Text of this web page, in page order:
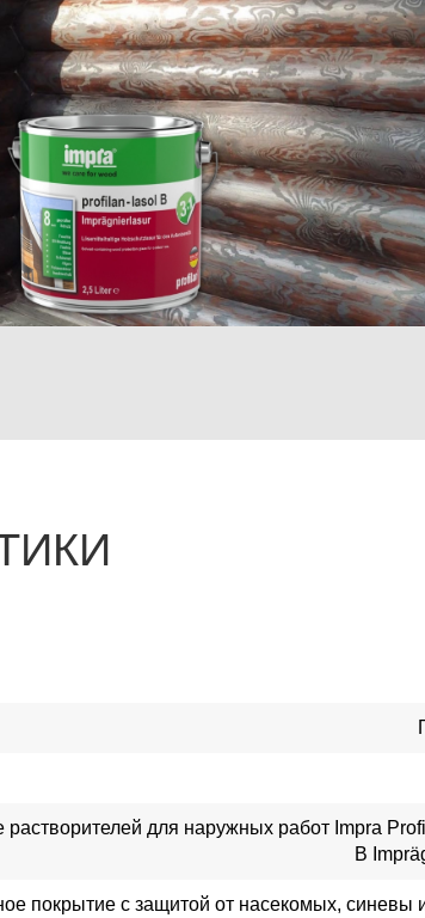
для наружных работ Impra
B
покрытие с защитой от насекомых, синевы